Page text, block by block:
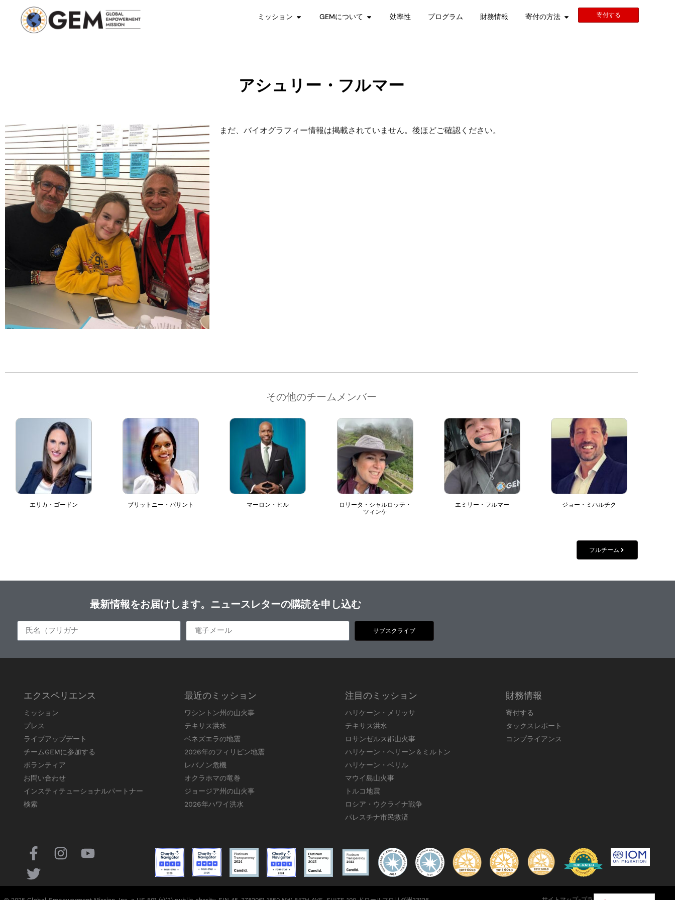
ミッション GEMについて 効率性 プログラム 財務情報 寄付の方法 寄付する
アシュリー・フルマー
まだ、バイオグラフィー情報は掲載されていません。後ほどご確認ください。
その他のチームメンバー
エリカ・ゴードン ブリットニー・バサント マーロン・ヒル
ロリータ・シャルロッテ・
ツィンケ
エミリー・フルマー ジョー・ミハルチク
フルチーム
最新情報をお届けします。ニュースレターの購読を申し込む
サブスクライブ
エクスペリエンス
ミッション
プレス
ライブアップデート
チームGEMに参加する
ボランティア
お問い合わせ
インスティテューショナルパートナー
検索
最近のミッション
ワシントン州の山火事
テキサス洪水
ベネズエラの地震
2026年のフィリピン地震
レバノン危機
オクラホマの竜巻
ジョージア州の山火事
2026年ハワイ洪水
注目のミッション
ハリケーン・メリッサ
テキサス洪水
ロサンゼルス郡山火事
ハリケーン・ヘリーン＆ミルトン
ハリケーン・ベリル
マウイ島山火事
トルコ地震
ロシア・ウクライナ戦争
パレスチナ市民救済
財務情報
寄付する
タックスレポート
コンプライアンス